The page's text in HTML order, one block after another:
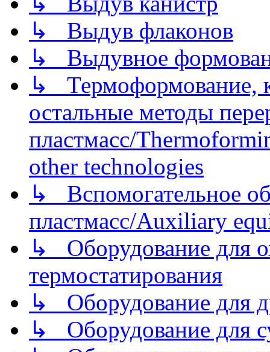
↳ Выдув флаконов
↳ Выдувное
↳ Термоформование,
остальные методы
пластмасс/
other technologies
↳ Вспомогательное
пластмасс/Auxiliary
↳ Оборудование для
термостатирования
↳ Оборудование для
↳ Оборудование для